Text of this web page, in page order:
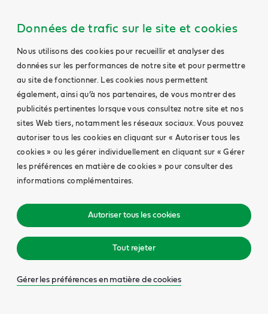
Données de trafic sur le site et cookies
Nous utilisons des cookies pour recueillir et analyser des
données sur les performances de notre site et pour permettre
au site de fonctionner. Les cookies nous permettent
également, ainsi qu’à nos partenaires, de vous montrer des
publicités pertinentes lorsque vous consultez notre site et nos
sites Web tiers, notamment les réseaux sociaux. Vous pouvez
autoriser tous les cookies en cliquant sur « Autoriser tous les
cookies » ou les gérer individuellement en cliquant sur « Gérer
les préférences en matière de cookies » pour consulter des
informations complémentaires.
Autoriser tous les cookies
Tout rejeter
Gérer les préférences en matière de cookies